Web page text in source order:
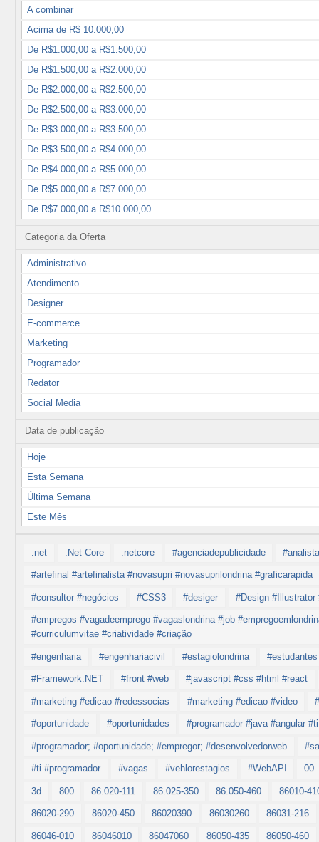
A combinar
Acima de R$ 10.000,00
De R$1.000,00 a R$1.500,00
De R$1.500,00 a R$2.000,00
De R$2.000,00 a R$2.500,00
De R$2.500,00 a R$3.000,00
De R$3.000,00 a R$3.500,00
De R$3.500,00 a R$4.000,00
De R$4.000,00 a R$5.000,00
De R$5.000,00 a R$7.000,00
De R$7.000,00 a R$10.000,00
Categoria da Oferta
Administrativo
Atendimento
Designer
E-commerce
Marketing
Programador
Redator
Social Media
Data de publicação
Hoje
Esta Semana
Última Semana
Este Mês
.net .Net Core .netcore #agenciadepublicidade
#artefinal #artefinalista #novasupri #novasuprilondrina #graficarapida
#consultor #negócios #CSS3 #desiger #Design #Illustrator
#empregos #vagadeemprego #vagaslondrina #job
#curriculumvitae #criatividade #criação
#engenharia #engenhariacivil #estagiolondrina
#Framework.NET #front #web #javascript #css #html #react
#marketing #edicao #redessocias #marketing #edicao #video
#oportunidade #oportunidades #programador #java #angular
#programador; #oportunidade; #empregor; #desenvolvedorweb
#ti #programador #vagas #vehlorestagios #WebAPI 00
3d 800 86.020-111 86.025-350 86.050-460 86010-
86020-290 86020-450 86020390 86030260 86031-216
86046-010 86046010 86047060 86050-435 86050-460